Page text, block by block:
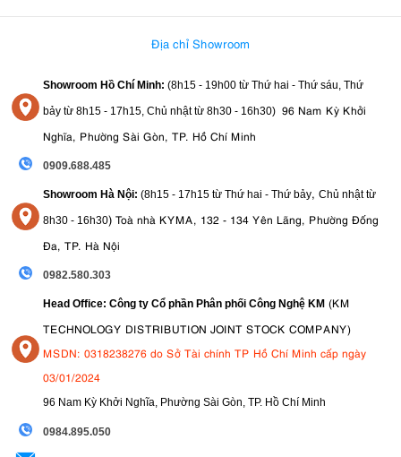
Địa chỉ Showroom
Showroom Hồ Chí Minh: (8h15 - 19h00 từ Thứ hai - Thứ sáu, Thứ
bảy từ 8h15 - 17h15, Chủ nhật từ 8h30 - 16h30) 96 Nam Kỳ Khởi
Nghĩa, Phường Sài Gòn, TP. Hồ Chí Minh
0909.688.485
Showroom Hà Nội: (8h15 - 17h15 từ Thứ hai - Thứ bảy, Chủ nhật từ
8h30 - 16h30) Toà nhà KYMA, 132 - 134 Yên Lãng, Phường Đống
Đa, TP. Hà Nội
0982.580.303
Head Office: Công ty Cổ phần Phân phối Công Nghệ KM (KM
TECHNOLOGY DISTRIBUTION JOINT STOCK COMPANY)
MSDN: 0318238276 do Sở Tài chính TP Hồ Chí Minh cấp ngày
03/01/2024
96 Nam Kỳ Khởi Nghĩa, Phường Sài Gòn, TP. Hồ Chí Minh
0984.895.050